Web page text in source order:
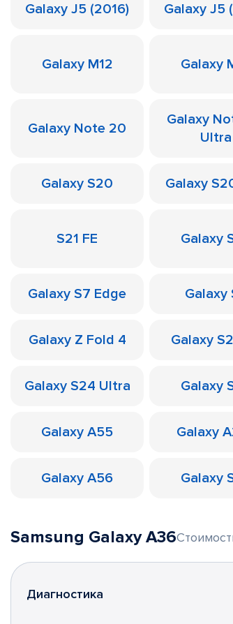
Galaxy J5 (2016) Galaxy J5
Galaxy M12 Galaxy
Galaxy Note 20
Galaxy
Ultra
Galaxy S20 Galaxy
S21 FE Galaxy
Galaxy S7 Edge Galaxy
Galaxy Z Fold 4 Galaxy
Galaxy S24 Ultra Galaxy
Galaxy A55 Galaxy
Galaxy A56 Galaxy
Samsung Galaxy A36
Диагностика